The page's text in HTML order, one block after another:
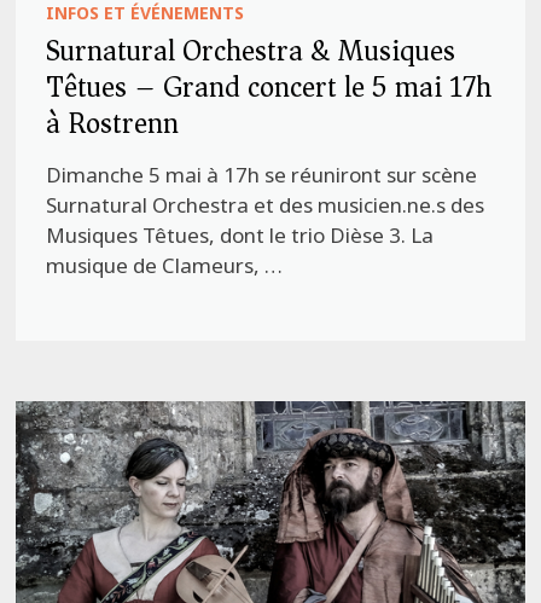
INFOS ET ÉVÉNEMENTS
Surnatural Orchestra & Musiques
Têtues – Grand concert le 5 mai 17h
à Rostrenn
Dimanche 5 mai à 17h se réuniront sur scène
Surnatural Orchestra et des musicien.ne.s des
Musiques Têtues, dont le trio Dièse 3. La
musique de Clameurs, …